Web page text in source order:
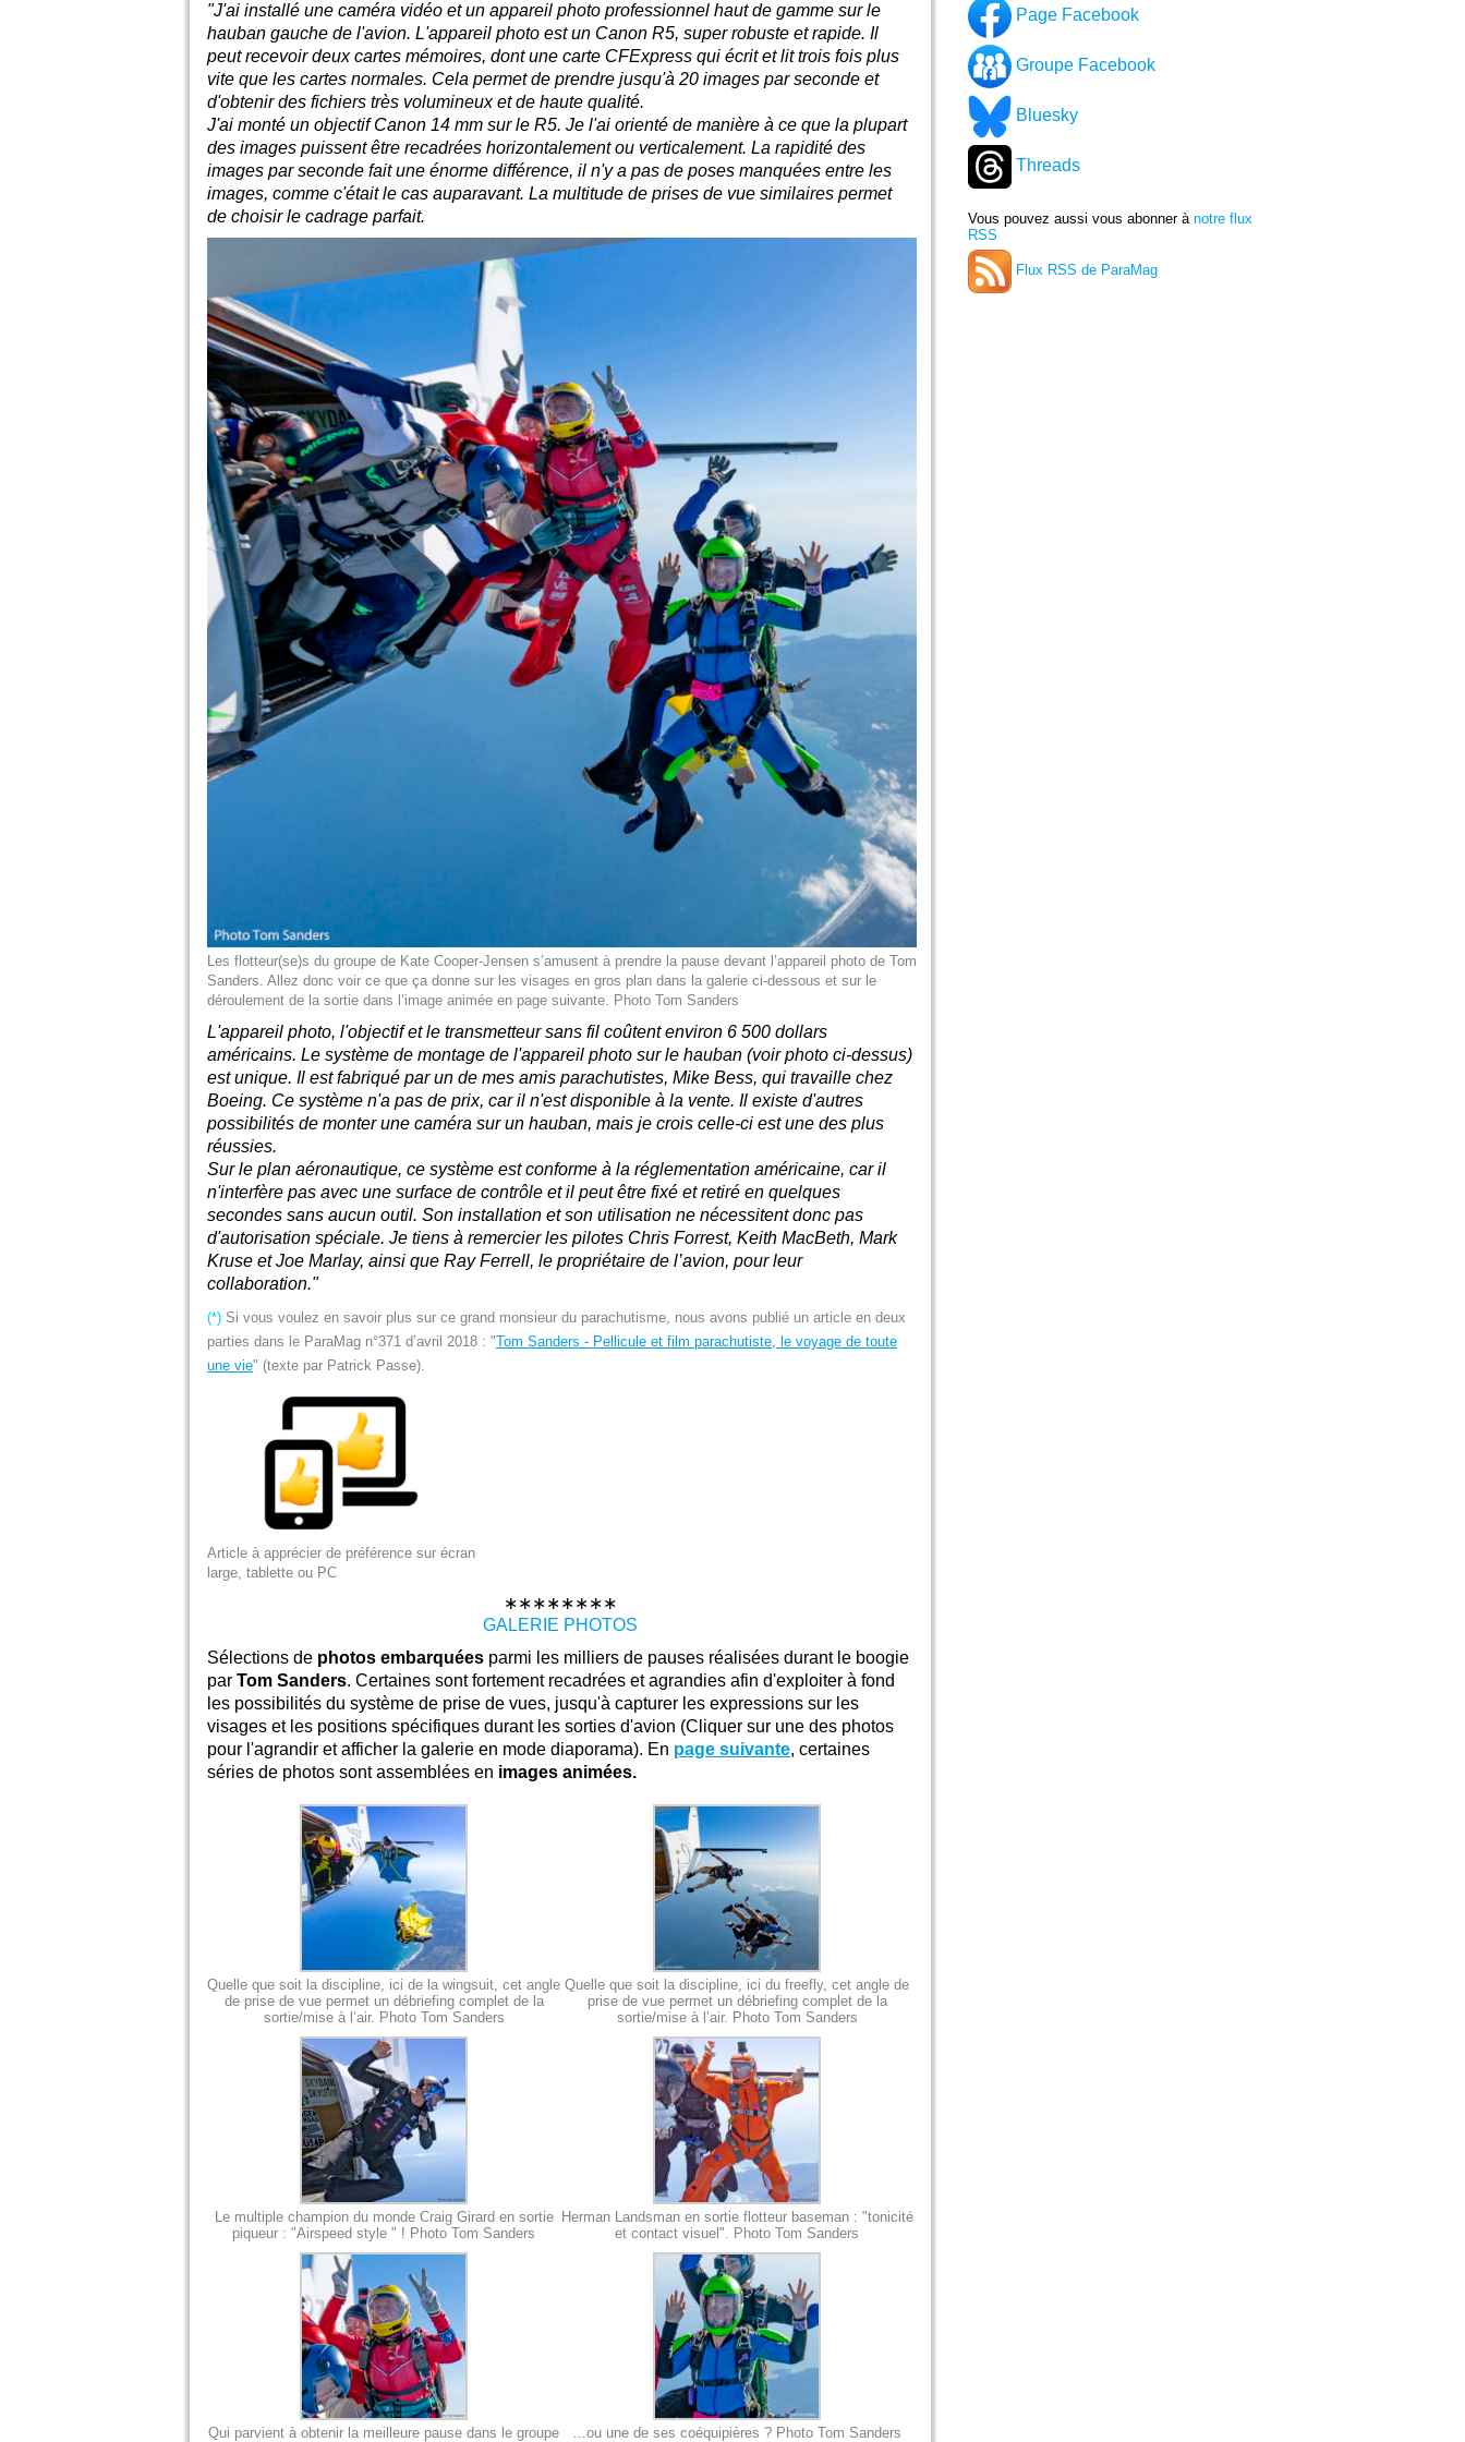
"J'ai installé une caméra vidéo et un appareil photo professionnel haut de gamme sur le
hauban gauche de l'avion. L'appareil photo est un Canon R5, super robuste et rapide. Il
peut recevoir deux cartes mémoires, dont une carte CFExpress qui écrit et lit trois fois plus
vite que les cartes normales. Cela permet de prendre jusqu'à 20 images par seconde et
d'obtenir des fichiers très volumineux et de haute qualité.
J'ai monté un objectif Canon 14 mm sur le R5. Je l'ai orienté de manière à ce que la plupart
des images puissent être recadrées horizontalement ou verticalement. La rapidité des
images par seconde fait une énorme différence, il n'y a pas de poses manquées entre les
images, comme c'était le cas auparavant. La multitude de prises de vue similaires permet
de choisir le cadrage parfait.
Les flotteur(se)s du groupe de Kate Cooper-Jensen s’amusent à prendre la pause devant l’appareil photo de Tom
Sanders. Allez donc voir ce que ça donne sur les visages en gros plan dans la galerie ci-dessous et sur le
déroulement de la sortie dans l’image animée en page suivante. Photo Tom Sanders
L'appareil photo, l'objectif et le transmetteur sans fil coûtent environ 6 500 dollars
américains. Le système de montage de l'appareil photo sur le hauban (voir photo ci-dessus)
est unique. Il est fabriqué par un de mes amis parachutistes, Mike Bess, qui travaille chez
Boeing. Ce système n'a pas de prix, car il n'est disponible à la vente. Il existe d'autres
possibilités de monter une caméra sur un hauban, mais je crois celle-ci est une des plus
réussies.
Sur le plan aéronautique, ce système est conforme à la réglementation américaine, car il
n'interfère pas avec une surface de contrôle et il peut être fixé et retiré en quelques
secondes sans aucun outil. Son installation et son utilisation ne nécessitent donc pas
d'autorisation spéciale. Je tiens à remercier les pilotes Chris Forrest, Keith MacBeth, Mark
Kruse et Joe Marlay, ainsi que Ray Ferrell, le propriétaire de l’avion, pour leur
collaboration."
(*) Si vous voulez en savoir plus sur ce grand monsieur du parachutisme, nous avons publié un article en deux
parties dans le ParaMag n°371 d’avril 2018 : "Tom Sanders - Pellicule et film parachutiste, le voyage de toute
une vie" (texte par Patrick Passe).
Article à apprécier de préférence sur écran
large, tablette ou PC
∗∗∗∗∗∗∗∗
GALERIE PHOTOS
Sélections de photos embarquées parmi les milliers de pauses réalisées durant le boogie
par Tom Sanders. Certaines sont fortement recadrées et agrandies afin d'exploiter à fond
les possibilités du système de prise de vues, jusqu'à capturer les expressions sur les
visages et les positions spécifiques durant les sorties d'avion (Cliquer sur une des photos
pour l'agrandir et afficher la galerie en mode diaporama). En page suivante, certaines
séries de photos sont assemblées en images animées.
Quelle que soit la discipline, ici de la wingsuit, cet angle
de prise de vue permet un débriefing complet de la
sortie/mise à l’air. Photo Tom Sanders
Quelle que soit la discipline, ici du freefly, cet angle de
prise de vue permet un débriefing complet de la
sortie/mise à l’air. Photo Tom Sanders
Le multiple champion du monde Craig Girard en sortie
piqueur : "Airspeed style " ! Photo Tom Sanders
Herman Landsman en sortie flotteur baseman : "tonicité
et contact visuel". Photo Tom Sanders
Qui parvient à obtenir la meilleure pause dans le groupe
…ou une de ses coéquipières ? Photo Tom Sanders
Page Facebook
Groupe Facebook
Bluesky
Threads
Vous pouvez aussi vous abonner à notre flux
RSS
Flux RSS de ParaMag